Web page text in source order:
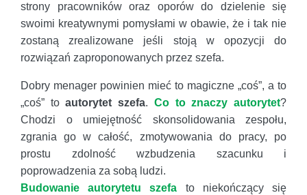
strony pracowników oraz oporów do dzielenie się
swoimi kreatywnymi pomysłami w obawie, że i tak nie
zostaną zrealizowane jeśli stoją w opozycji do
rozwiązań zaproponowanych przez szefa.
Dobry menager powinien mieć to magiczne „coś”, a to
„coś” toautorytet szefa. Co to znaczy autorytet?
Chodzi o umiejętność skonsolidowania zespołu,
zgrania go w całość, zmotywowania do pracy, po
prostu zdolność wzbudzenia szacunku i
poprowadzenia za sobą ludzi.
Budowanie autorytetu szefa to niekończący się